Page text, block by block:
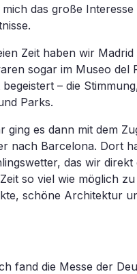
das gro­ße
Zeit ha­ben wir
so­gar im Mu­seo del
– die
Parks.
ging es dann mit dem
nach Bar­ce­lo­na. Dort
das wir
so viel wie mög­lich
schö­ne Ar­chi­tek­tur
fand die Mes­se der